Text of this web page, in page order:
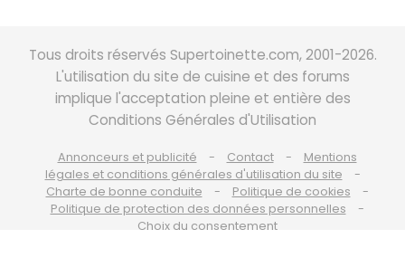
Tous droits réservés Supertoinette.com, 2001-2026.
L'utilisation du site de cuisine et des forums
implique l'acceptation pleine et entière des
Conditions Générales d'Utilisation
Annonceurs et publicité Contact
Mentions
légales et conditions générales d'utilisation du site
Charte de bonne conduite
Politique de cookies
Politique de protection des données personnelles
Choix du consentement